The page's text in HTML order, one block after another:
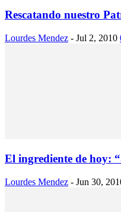
Rescatando nuestro
Lourdes Mendez - Jul 2, 2010
El ingrediente de hoy:
Lourdes Mendez - Jun 30,